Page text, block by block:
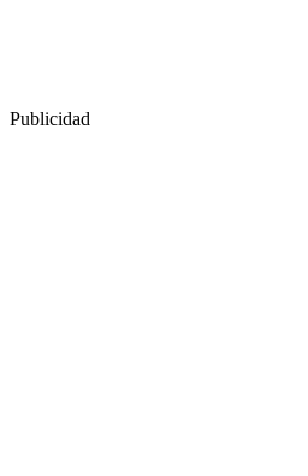
Publicidad